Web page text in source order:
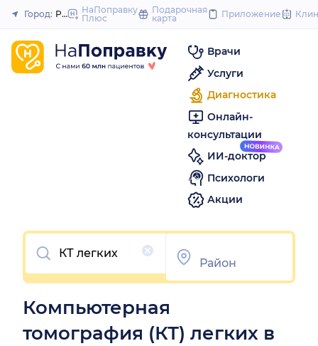
to
Закрыть
Город: Ростов-на-Дону
НаПоправку
Плюс
Подарочная
карта
Приложение
Врачи
Услуги
Диагностика
Онлайн-
консультации
ИИ-доктор
Психологи
Акции
Очистить
Компьютерная
томография (КТ) легких в